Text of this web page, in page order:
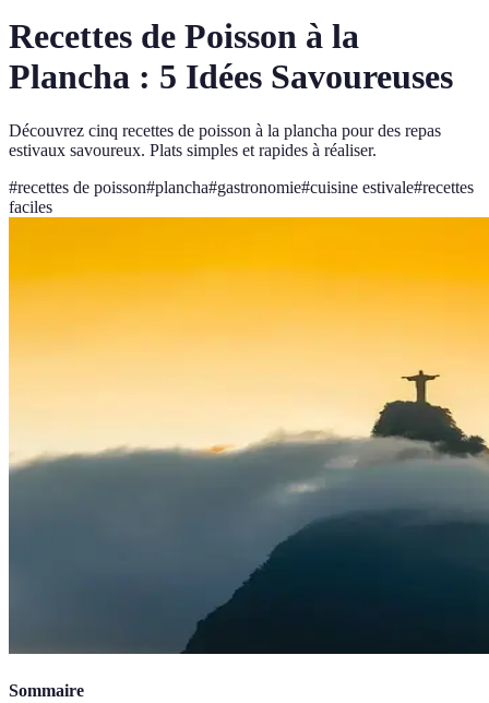
Recettes de Poisson à la
Plancha : 5 Idées Savoureuses
Découvrez cinq recettes de poisson à la plancha pour des repas
estivaux savoureux. Plats simples et rapides à réaliser.
#recettes de poisson#plancha#gastronomie#cuisine estivale#recettes
faciles
Sommaire